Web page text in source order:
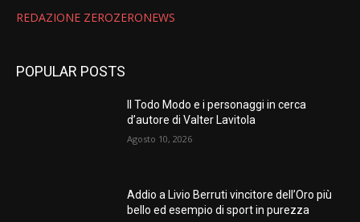
REDAZIONE ZEROZERONEWS
POPULAR POSTS
Il Todo Modo e i personaggi in cerca
d’autore di Valter Lavitola
Agosto 10, 2026
Addio a Livio Berruti vincitore dell’Oro più
bello ed esempio di sport in purezza